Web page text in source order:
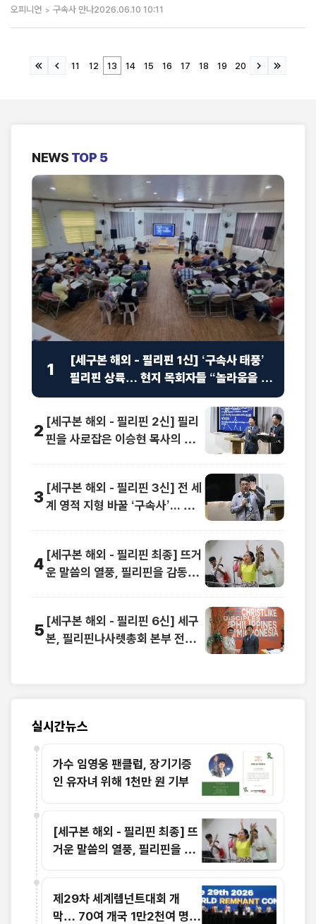
오피니언 구속사 만나2026.06.10 10:11
11 12 13 14 15 16 17 18 19 20
NEWS TOP 5
1
[세구본 해외 - 필리핀 1신] ‘구속사 태풍’
필리핀 상륙… 현지 목회자들 “놀라움을 넘
어선 충격”
2 [세구본 해외 - 필리핀 2신] 필리
핀을 사로잡은 이승현 목사의 맞
3 [세구본 해외 - 필리핀 3신] 전 세
계 영적 지형 바꿀 ‘구속사’... 동남
4 [세구본 해외 - 필리핀 최종] 뜨거
운 말씀의 열풍, 필리핀을 감동으
5 [세구본 해외 - 필리핀 6신] 세구
본, 필리핀나사렛총회 본부 전격
실시간뉴스
가수 임영웅 팬클럽, 장기기증
인 유자녀 위해 1천만 원 기부
[세구본 해외 - 필리핀 최종] 뜨
거운 말씀의 열풍, 필리핀을 감
제29차 세계렘넌트대회 개
막… 70여 개국 1만2천여 명